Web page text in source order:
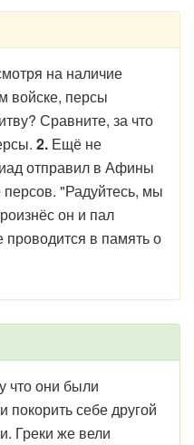
на наличие
войске, персы
Сравните, за что
2. Ещё не
отправил в Афины
"Радуйтесь, мы
он и пал
в память о
что они были
покорить себе другой
Греки же вели